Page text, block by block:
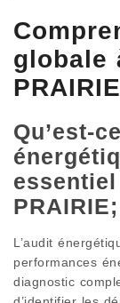
globale
PRAIRIE
Qu’est-
essentiel
L’audit
performances
diagnostic